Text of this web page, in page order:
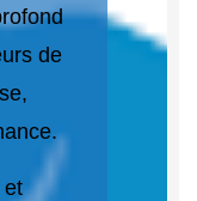
de
et